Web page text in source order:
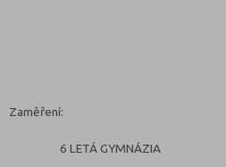
Zaměření:
6 LETÁ GYMNÁZIA